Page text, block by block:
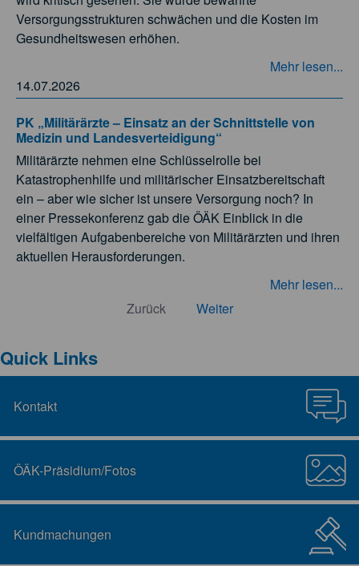
Versorgungsstrukturen schwächen und die Kosten im
Gesundheitswesen erhöhen.
Mehr lesen...
14.07.2026
PK „Militärärzte – Einsatz an der Schnittstelle von
Medizin und Landesverteidigung“
Militärärzte nehmen eine Schlüsselrolle bei
Katastrophenhilfe und militärischer Einsatzbereitschaft
ein – aber wie sicher ist unsere Versorgung noch? In
einer Pressekonferenz gab die ÖÄK Einblick in die
vielfältigen Aufgabenbereiche von Militärärzten und ihren
aktuellen Herausforderungen.
Mehr lesen...
Zurück
Weiter
Quick Links
Kontakt
ÖÄK-Präsidium/Fotos
Kundmachungen